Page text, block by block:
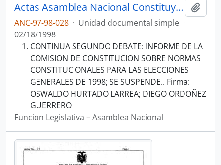
Actas Asamblea Nacional Constituyente 97-98
ANC-97-98-028 · Unidad documental simple ·
02/18/1998
CONTINUA SEGUNDO DEBATE: INFORME DE LA
COMISION DE CONSTITUCION SOBRE NORMAS
CONSTITUCIONALES PARA LAS ELECCIONES
GENERALES DE 1998; SE SUSPENDE.. Firma:
OSWALDO HURTADO LARREA; DIEGO ORDOÑEZ
GUERRERO
Funcion Legislativa – Asamblea Nacional